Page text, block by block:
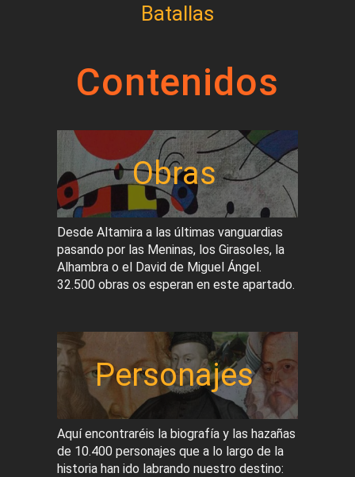
Batallas
Contenidos
Obras
Desde Altamira a las últimas vanguardias
pasando por las Meninas, los Girasoles, la
Alhambra o el David de Miguel Ángel.
32.500 obras os esperan en este apartado.
Personajes
Aquí encontraréis la biografía y las hazañas
de 10.400 personajes que a lo largo de la
historia han ido labrando nuestro destino: